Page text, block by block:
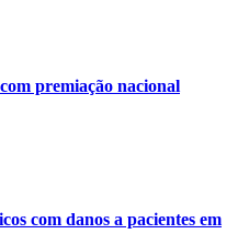
premiação nacional
com danos a pacientes em